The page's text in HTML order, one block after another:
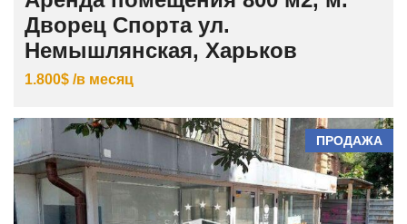
Дворец Спорта ул.
Немышлянская, Харьков
1.800$ /в месяц
ПРОДАЖА